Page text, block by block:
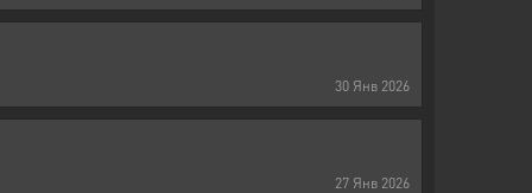
30 Янв 2026
27 Янв 2026